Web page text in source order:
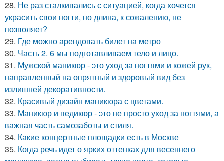
28. Не раз сталкивались с ситуацией, когда хочется
украсить свои ногти, но длина, к сожалению, не
позволяет?
29. Где можно арендовать билет на метро
30. Часть 2. 6 мы подготавливаем тело и лицо.
31. Мужской маникюр - это уход за ногтями и кожей рук,
направленный на опрятный и здоровый вид без
излишней декоративности.
32. Красивый дизайн маникюра с цветами.
33. Маникюр и педикюр - это не просто уход за ногтями, а
важная часть самозаботы и стиля.
34. Какие концертные площадки есть в Москве
35. Когда речь идет о ярких оттенках для весеннего